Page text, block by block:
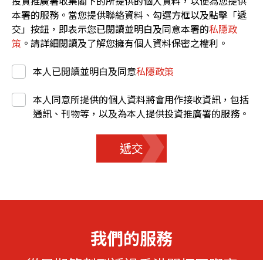
本署的服務。當您提供聯絡資料、勾選方框以及點擊「遞
交」按鈕，即表示您已閱讀並明白及同意本署的私隱政
策 。請詳細閱讀及了解您擁有個人資料保密之權利。
本人已閱讀並明白及同意私隱政策
本人同意所提供的個人資料將會用作接收資訊，包括
通訊、刊物等，以及為本人提供投資推廣署的服務。
遞交
我們的服務